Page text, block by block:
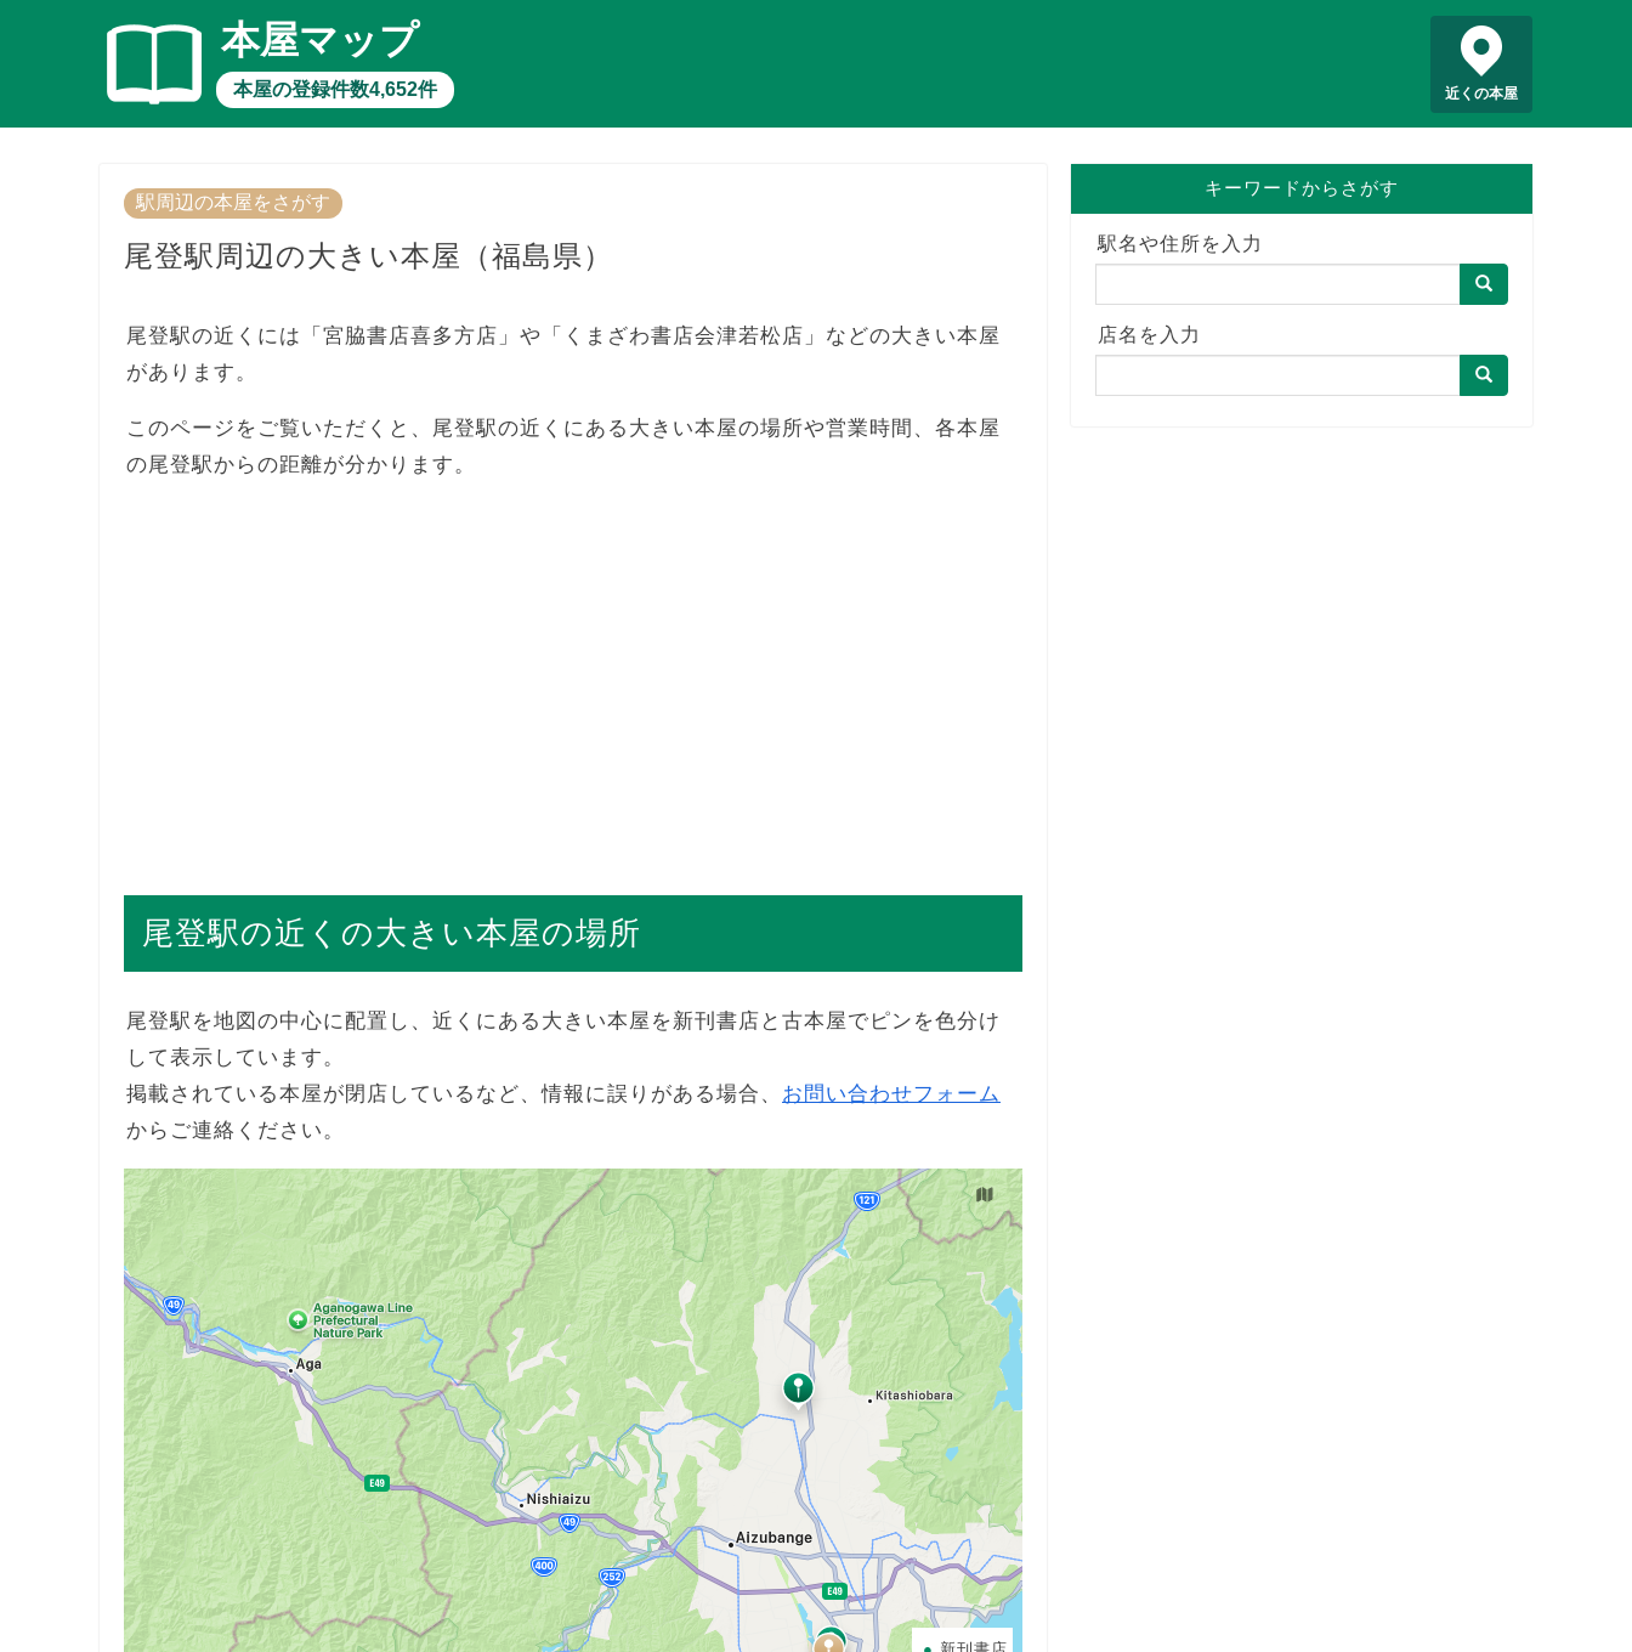
本屋マップ
本屋の登録件数4,652件 近くの本屋
駅周辺の本屋をさがす
尾登駅周辺の大きい本屋（福島県）
尾登駅の近くには「宮脇書店喜多方店」や「くまざわ書店会津若松店」などの大きい本屋
があります。
このページをご覧いただくと、尾登駅の近くにある大きい本屋の場所や営業時間、各本屋
の尾登駅からの距離が分かります。
尾登駅の近くの大きい本屋の場所
尾登駅を地図の中心に配置し、近くにある大きい本屋を新刊書店と古本屋でピンを色分け
して表示しています。
掲載されている本屋が閉店しているなど、情報に誤りがある場合、 お問い合わせフォーム
からご連絡ください。
キーワードからさがす
駅名や住所を入力
店名を入力